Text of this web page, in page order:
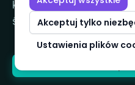
kilkudziesięciu
średniej wielkości.
Akceptuj tylko
Ustawienia plików